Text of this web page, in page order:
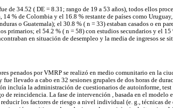
de 34.52 ( DE = 8.31; rango de 19 a 53 años), todos ellos
% de Colombia y el 16.8 % restante de países como
o Guatemala); el 30.8 % ( n = 33) estaban casados o en
primarios; el 54.2 % ( n = 58) con estudios secundarios y el
en situación de desempleo y la media de ingresos se
penados por VMRP se realizó en medio comunitario en la
fue llevado a cabo en 32 sesiones grupales de dos horas de
incluía la administración de cuestionarios de autoinforme, test
de reincidencia. La fase de intervención , basada en el modelo
los factores de riesgo a nivel individual (e. g., técnicas